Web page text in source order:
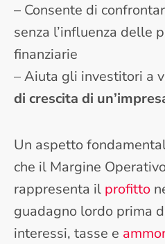
– Consente di
senza l’influenza delle
finanziarie
– Aiuta gli investitori a
di crescita di
Un aspetto
che il Margine
rappresenta il profitto
guadagno lordo prima
interessi, tasse e